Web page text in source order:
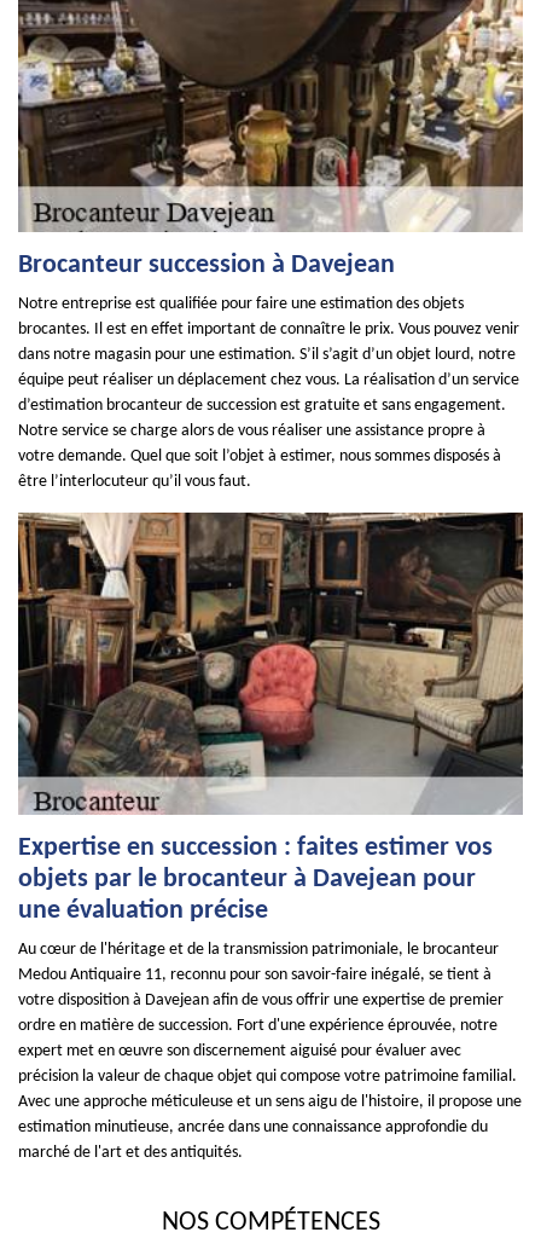
Brocanteur succession à Davejean
Notre entreprise est qualifiée pour faire une estimation des objets
brocantes. Il est en effet important de connaître le prix. Vous pouvez venir
dans notre magasin pour une estimation. S’il s’agit d’un objet lourd, notre
équipe peut réaliser un déplacement chez vous. La réalisation d’un service
d’estimation brocanteur de succession est gratuite et sans engagement.
Notre service se charge alors de vous réaliser une assistance propre à
votre demande. Quel que soit l’objet à estimer, nous sommes disposés à
être l’interlocuteur qu’il vous faut.
Expertise en succession : faites estimer vos
objets par le brocanteur à Davejean pour
une évaluation précise
Au cœur de l'héritage et de la transmission patrimoniale, le brocanteur
Medou Antiquaire 11, reconnu pour son savoir-faire inégalé, se tient à
votre disposition à Davejean afin de vous offrir une expertise de premier
ordre en matière de succession. Fort d'une expérience éprouvée, notre
expert met en œuvre son discernement aiguisé pour évaluer avec
précision la valeur de chaque objet qui compose votre patrimoine familial.
Avec une approche méticuleuse et un sens aigu de l'histoire, il propose une
estimation minutieuse, ancrée dans une connaissance approfondie du
marché de l'art et des antiquités.
NOS COMPÉTENCES